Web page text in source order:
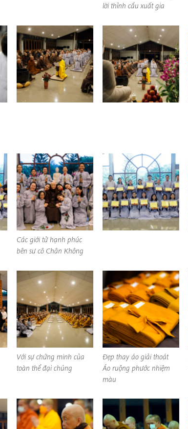
lời thỉnh cầu xuất gia
Các giới tử hạnh phúc
bên sư cô Chân Không
Với sự chứng minh của
toàn thể đại chúng
Đẹp thay áo giải thoát
Áo ruộng phước nhiệm
màu